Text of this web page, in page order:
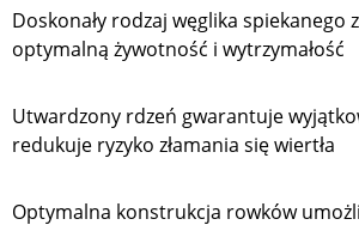
Doskonały rodzaj węglika spiekanego
optymalną żywotność i wytrzymałość
Utwardzony rdzeń gwarantuje
redukuje ryzyko złamania się wiertła
Optymalna konstrukcja rowków